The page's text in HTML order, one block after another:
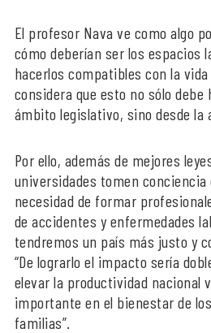
El profesor Nava ve como algo
cómo deberían ser los espacios
hacerlos compatibles con la
considera que esto no sólo debe
ámbito legislativo, sino desde la
Por ello, además de mejores
universidades tomen conciencia
necesidad de formar
de accidentes y enfermedades
tendremos un país más justo y
“De lograrlo el impacto sería
elevar la productividad nacional
importante en el bienestar de
familias”.